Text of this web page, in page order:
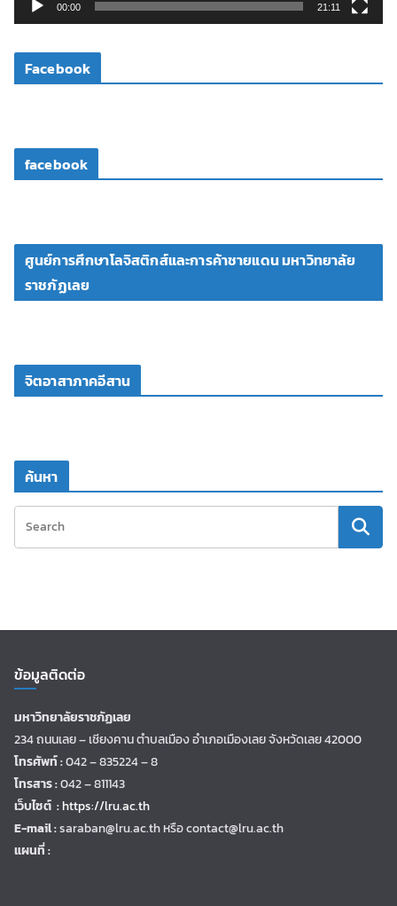
ดี
โ
00:00 21:11
Facebook
facebook
ศูนย์การศึกษาโลจิสติกส์และการค้าชายแดน มหาวิทยาลัย
ราชภัฏเลย
จิตอาสาภาคอีสาน
ค้นหา
ข้อมูลติดต่อ
มหาวิทยาลัยราชภัฏเลย
234 ถนนเลย – เชียงคาน ตำบลเมือง อำเภอเมืองเลย จังหวัดเลย 42000
โทรศัพท์ :042 – 835224 – 8
โทรสาร :042 – 811143
เว็บไซต์ :https://lru.ac.th
E-mail :saraban@lru.ac.thหรือ contact@lru.ac.th
แผนที่ :